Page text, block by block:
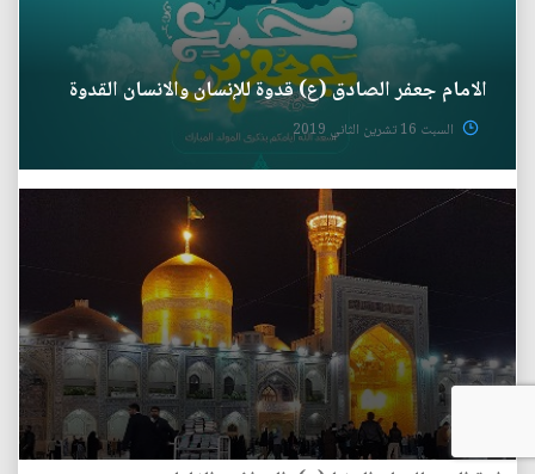
الامام جعفر الصادق (ع) قدوة للإنسان والانسان القدوة
السبت 16 تشرين الثاني 2019